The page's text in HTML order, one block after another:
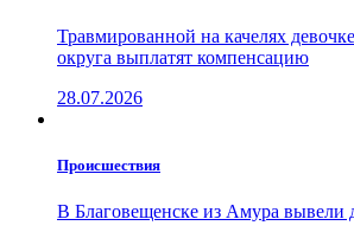
Травмированной на качелях
округа выплатят компенсацию
28.07.2026
Проиcшествия
В Благовещенске из Амура вывели